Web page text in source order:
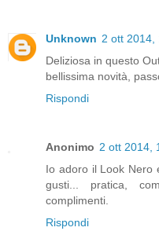
Unknown 2 ott 2014,
Deliziosa in questo
bellissima novità,
Rispondi
Anonimo 2 ott 2014,
Io adoro il Look Nero
gusti... pratica,
complimenti.
Rispondi